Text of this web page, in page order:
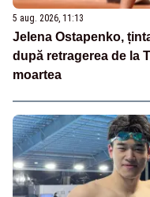
5 aug. 2026, 11:13
Jelena Ostapenko,
după retragerea de la
moartea